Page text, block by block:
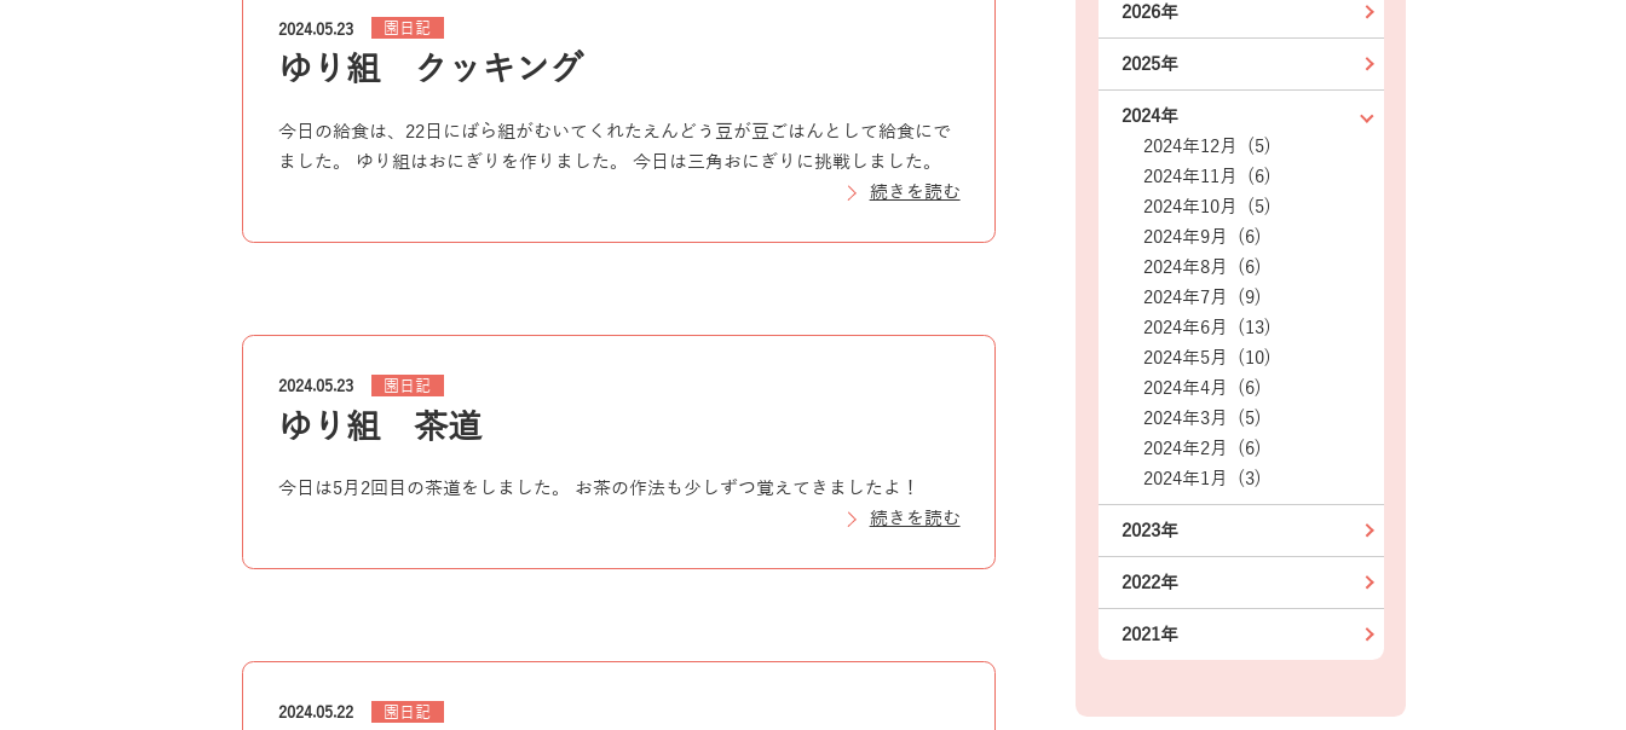
2024.05.23 園日記
ゆり組 クッキング
今日の給食は、22日にばら組がむいてくれたえんどう豆が豆ごはんとして給食にで
ました。 ゆり組はおにぎりを作りました。 今日は三角おにぎりに挑戦しました。
続きを読む
2024.05.23 園日記
ゆり組 茶道
今日は5月2回目の茶道をしました。 お茶の作法も少しずつ覚えてきましたよ！
続きを読む
2024.05.22 園日記
2026年
2025年
2024年
2024年12月 (5)
2024年11月 (6)
2024年10月 (5)
2024年9月 (6)
2024年8月 (6)
2024年7月 (9)
2024年6月 (13)
2024年5月 (10)
2024年4月 (6)
2024年3月 (5)
2024年2月 (6)
2024年1月 (3)
2023年
2022年
2021年